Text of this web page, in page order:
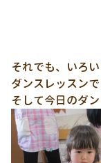
それでも、いろ
ダンスレッスン
そして今日のダ